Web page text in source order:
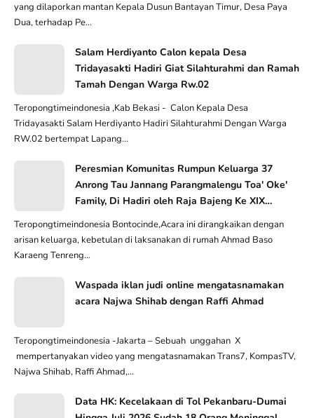
yang dilaporkan mantan Kepala Dusun Bantayan Timur, Desa Paya
Dua, terhadap Pe...
Salam Herdiyanto Calon kepala Desa
Tridayasakti Hadiri Giat Silahturahmi dan Ramah
Tamah Dengan Warga Rw.02
Teropongtimeindonesia ,Kab Bekasi - Calon Kepala Desa
Tridayasakti Salam Herdiyanto Hadiri Silahturahmi Dengan Warga
RW.02 bertempat Lapang...
Peresmian Komunitas Rumpun Keluarga 37
Anrong Tau Jannang Parangmalengu Toa' Oke'
Family, Di Hadiri oleh Raja Bajeng Ke XIX
Karaeng Loe Ri Bajeng II Bersama Permaisuri
Teropongtimeindonesia Bontocinde,Acara ini dirangkaikan dengan
arisan keluarga, kebetulan di laksanakan di rumah Ahmad Baso
Karaeng Tenreng...
Waspada iklan judi online mengatasnamakan
acara Najwa Shihab dengan Raffi Ahmad
Teropongtimeindonesia -Jakarta – Sebuah unggahan X
mempertanyakan video yang mengatasnamakan Trans7, KompasTV,
Najwa Shihab, Raffi Ahmad,...
Data HK: Kecelakaan di Tol Pekanbaru-Dumai